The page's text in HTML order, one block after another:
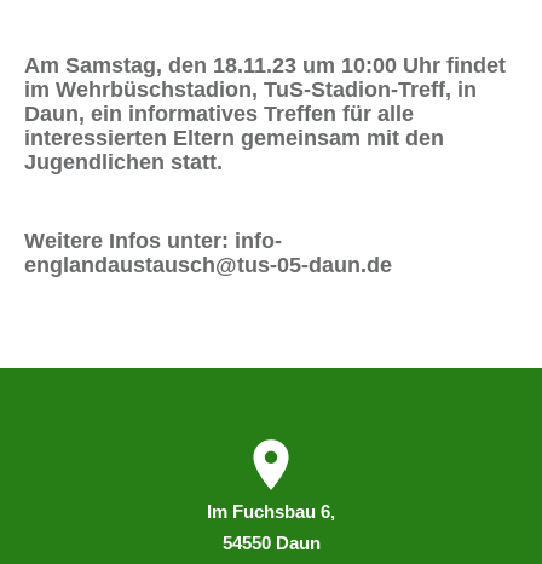
Am Samstag, den 18.11.23 um 10:00 Uhr findet
im Wehrbüschstadion, TuS-Stadion-Treff, in
Daun, ein informatives Treffen für alle
interessierten Eltern gemeinsam mit den
Jugendlichen statt.
Weitere Infos unter: info-
englandaustausch@tus-05-daun.de
Im Fuchsbau 6,
54550 Daun